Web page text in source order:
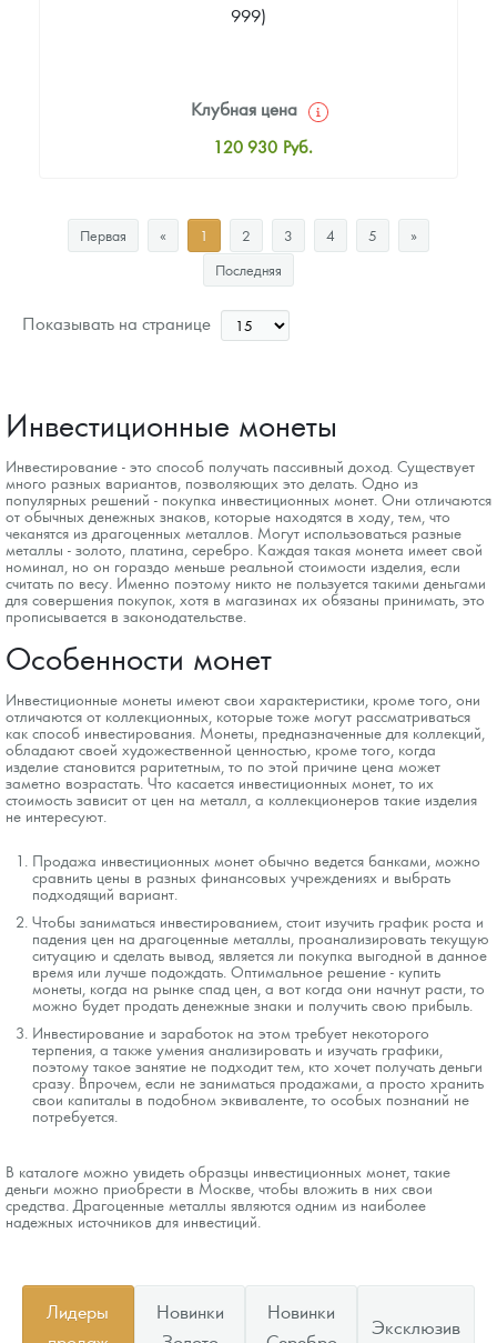
999)
Клубная цена
120 930 Руб.
121 860 Руб.
Цена выкупа
Звоните
Первая « 1 2 3 4 5
»
Последняя
Показывать на странице
Инвестиционные монеты
Инвестирование - это способ получать пассивный доход. Существует
много разных вариантов, позволяющих это делать. Одно из
популярных решений - покупка инвестиционных монет. Они отличаются
от обычных денежных знаков, которые находятся в ходу, тем, что
чеканятся из драгоценных металлов. Могут использоваться разные
металлы - золото, платина, серебро. Каждая такая монета имеет свой
номинал, но он гораздо меньше реальной стоимости изделия, если
считать по весу. Именно поэтому никто не пользуется такими деньгами
для совершения покупок, хотя в магазинах их обязаны принимать, это
прописывается в законодательстве.
Особенности монет
Инвестиционные монеты имеют свои характеристики, кроме того, они
отличаются от коллекционных, которые тоже могут рассматриваться
как способ инвестирования. Монеты, предназначенные для коллекций,
обладают своей художественной ценностью, кроме того, когда
изделие становится раритетным, то по этой причине цена может
заметно возрастать. Что касается инвестиционных монет, то их
стоимость зависит от цен на металл, а коллекционеров такие изделия
не интересуют.
Продажа инвестиционных монет обычно ведется банками, можно
сравнить цены в разных финансовых учреждениях и выбрать
подходящий вариант.
Чтобы заниматься инвестированием, стоит изучить график роста и
падения цен на драгоценные металлы, проанализировать текущую
ситуацию и сделать вывод, является ли покупка выгодной в данное
время или лучше подождать. Оптимальное решение - купить
монеты, когда на рынке спад цен, а вот когда они начнут расти, то
можно будет продать денежные знаки и получить свою прибыль.
Инвестирование и заработок на этом требует некоторого
терпения, а также умения анализировать и изучать графики,
поэтому такое занятие не подходит тем, кто хочет получать деньги
сразу. Впрочем, если не заниматься продажами, а просто хранить
свои капиталы в подобном эквиваленте, то особых познаний не
потребуется.
В каталоге можно увидеть образцы инвестиционных монет, такие
деньги можно приобрести в Москве, чтобы вложить в них свои
средства. Драгоценные металлы являются одним из наиболее
надежных источников для инвестиций.
Лидеры
Новинки
Новинки
Эксклюзив